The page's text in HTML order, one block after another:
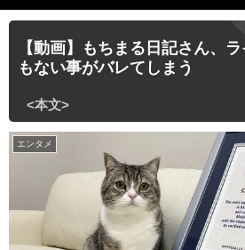
【動画】もちまる日記さん、
もない事がバレてしまう
エンタメ